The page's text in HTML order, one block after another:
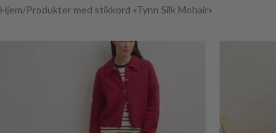
Hjem Produkter med stikkord «Tynn Silk Mohair»